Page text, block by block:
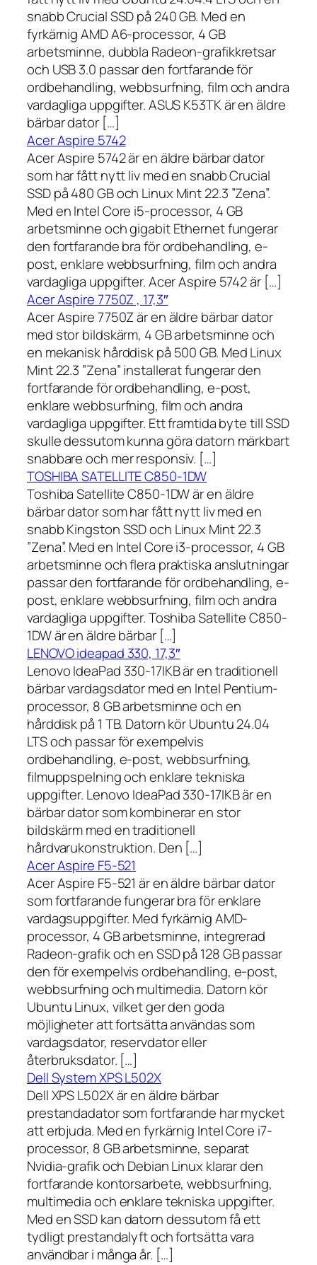
snabb Crucial SSD på 240 GB. Med en
fyrkärnig AMD A6-processor, 4 GB
arbetsminne, dubbla Radeon-grafikkretsar
och USB 3.0 passar den fortfarande för
ordbehandling, webbsurfning, film och andra
vardagliga uppgifter. ASUS K53TK är en äldre
bärbar dator […]
Acer Aspire 5742
Acer Aspire 5742 är en äldre bärbar dator
som har fått nytt liv med en snabb Crucial
SSD på 480 GB och Linux Mint 22.3 ”Zena”.
Med en Intel Core i5-processor, 4 GB
arbetsminne och gigabit Ethernet fungerar
den fortfarande bra för ordbehandling, e-
post, enklare webbsurfning, film och andra
vardagliga uppgifter. Acer Aspire 5742 är […]
Acer Aspire 7750Z , 17,3″
Acer Aspire 7750Z är en äldre bärbar dator
med stor bildskärm, 4 GB arbetsminne och
en mekanisk hårddisk på 500 GB. Med Linux
Mint 22.3 ”Zena” installerat fungerar den
fortfarande för ordbehandling, e-post,
enklare webbsurfning, film och andra
vardagliga uppgifter. Ett framtida byte till SSD
skulle dessutom kunna göra datorn märkbart
snabbare och mer responsiv. […]
TOSHIBA SATELLITE C850-1DW
Toshiba Satellite C850-1DW är en äldre
bärbar dator som har fått nytt liv med en
snabb Kingston SSD och Linux Mint 22.3
”Zena”. Med en Intel Core i3-processor, 4 GB
arbetsminne och flera praktiska anslutningar
passar den fortfarande för ordbehandling, e-
post, enklare webbsurfning, film och andra
vardagliga uppgifter. Toshiba Satellite C850-
1DW är en äldre bärbar […]
LENOVO ideapad 330, 17,3″
Lenovo IdeaPad 330-17IKB är en traditionell
bärbar vardagsdator med en Intel Pentium-
processor, 8 GB arbetsminne och en
hårddisk på 1 TB. Datorn kör Ubuntu 24.04
LTS och passar för exempelvis
ordbehandling, e-post, webbsurfning,
filmuppspelning och enklare tekniska
uppgifter. Lenovo IdeaPad 330-17IKB är en
bärbar dator som kombinerar en stor
bildskärm med en traditionell
hårdvarukonstruktion. Den […]
Acer Aspire F5-521
Acer Aspire F5-521 är en äldre bärbar dator
som fortfarande fungerar bra för enklare
vardagsuppgifter. Med fyrkärnig AMD-
processor, 4 GB arbetsminne, integrerad
Radeon-grafik och en SSD på 128 GB passar
den för exempelvis ordbehandling, e-post,
webbsurfning och multimedia. Datorn kör
Ubuntu Linux, vilket ger den goda
möjligheter att fortsätta användas som
vardagsdator, reservdator eller
återbruksdator. […]
Dell System XPS L502X
Dell XPS L502X är en äldre bärbar
prestandadator som fortfarande har mycket
att erbjuda. Med en fyrkärnig Intel Core i7-
processor, 8 GB arbetsminne, separat
Nvidia-grafik och Debian Linux klarar den
fortfarande kontorsarbete, webbsurfning,
multimedia och enklare tekniska uppgifter.
Med en SSD kan datorn dessutom få ett
tydligt prestandalyft och fortsätta vara
användbar i många år. […]